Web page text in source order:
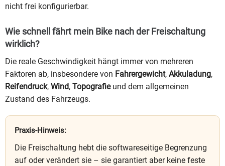
nicht frei konfigurierbar.
Wie schnell fährt mein Bike nach der Freischaltung
wirklich?
Die reale Geschwindigkeit hängt immer von mehreren
Faktoren ab, insbesondere von Fahrergewicht, Akkuladung,
Reifendruck, Wind, Topografieund dem allgemeinen
Zustand des Fahrzeugs.
Praxis-Hinweis:
Die Freischaltung hebt die softwareseitige Begrenzung
auf oder verändert sie – sie garantiert aber keine feste